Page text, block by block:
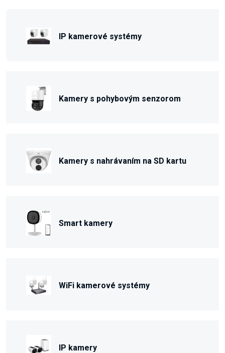
IP kamerové systémy
Kamery s pohybovým senzorom
Kamery s nahrávaním na SD kartu
Smart kamery
WiFi kamerové systémy
IP kamery